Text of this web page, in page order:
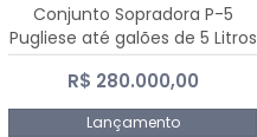
Conjunto Sopradora P-5
Pugliese até galões de 5 Litros
R$ 280.000,00
Lançamento